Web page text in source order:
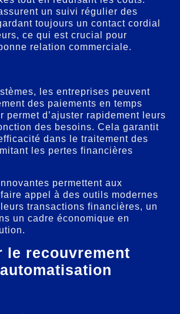
un suivi régulier des
toujours un contact cordial
ce qui est crucial pour
relation commerciale.
les entreprises peuvent
des paiements en temps
permet d’ajuster rapidement leurs
des besoins. Cela garantit
dans le traitement des
les pertes financières
permettent aux
appel à des outils modernes
transactions financières, un
un cadre économique en
le recouvrement